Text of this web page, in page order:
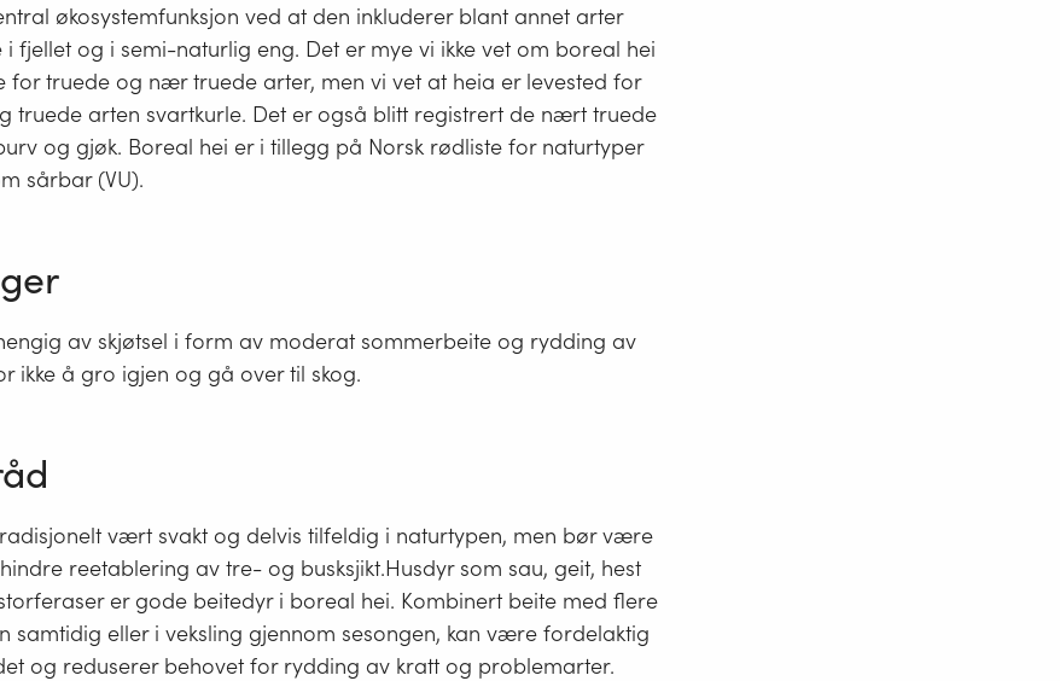
økosystemfunksjon ved at den inkluderer blant annet arter
fjellet og i semi-naturlig eng. Det er mye vi ikke vet om boreal hei
for truede og nær truede arter, men vi vet at heia er levested for
truede arten svartkurle. Det er også blitt registrert de nært truede
og gjøk. Boreal hei er i tillegg på Norsk rødliste for naturtyper
sårbar (VU).
av skjøtsel i form av moderat sommerbeite og rydding av
ikke å gro igjen og gå over til skog.
vært svakt og delvis tilfeldig i naturtypen, men bør være
reetablering av tre- og busksjikt.Husdyr som sau, geit, hest
er gode beitedyr i boreal hei. Kombinert beite med flere
samtidig eller i veksling gjennom sesongen, kan være fordelaktig
og reduserer behovet for rydding av kratt og problemarter.